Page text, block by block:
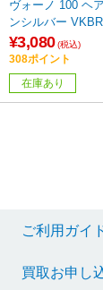
ヴォーノ 100 ヘアライ
ンシルバー VKBR-
HSV
¥3,080 (税込)
308ポイント
在庫あり
ご利用ガイ
買取お申し